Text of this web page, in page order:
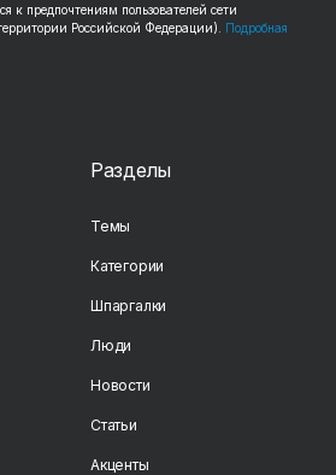
к предпочтениям пользователей сети
Российской Федерации). Подробная
Разделы
Темы
Категории
Шпаргалки
Люди
Новости
Статьи
Акценты